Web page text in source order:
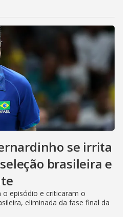
se irrita
brasileira e
episódio e criticaram o
eliminada da fase final da